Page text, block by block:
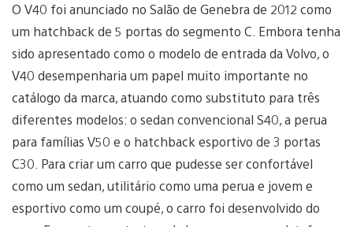
O V40 foi anunciado no Salão de Genebra de 2012 como
um hatchback de 5 portas do segmento C. Embora tenha
sido apresentado como o modelo de entrada da Volvo, o
V40 desempenharia um papel muito importante no
catálogo da marca, atuando como substituto para três
diferentes modelos: o sedan convencional S40, a perua
para famílias V50 e o hatchback esportivo de 3 portas
C30. Para criar um carro que pudesse ser confortável
como um sedan, utilitário como uma perua e jovem e
esportivo como um coupé, o carro foi desenvolvido do